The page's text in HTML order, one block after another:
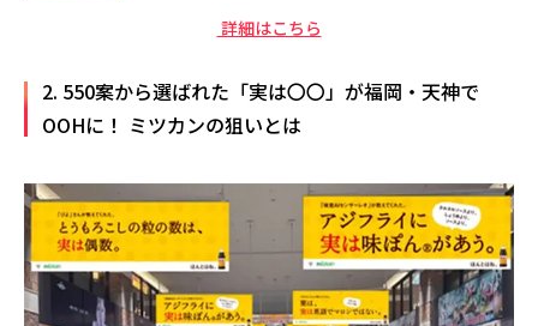
詳細はこちら
2. 550案から選ばれた「実は〇〇」が福岡・天神で
OOHに！ ミツカンの狙いとは